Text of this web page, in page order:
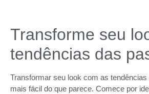
Transforme seu
tendências das
Transformar seu look com as
mais fácil do que parece. Comece por